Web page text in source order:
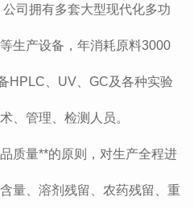
司拥有多套大型现代化多功
生产设备，年消耗原料3000
HPLC、UV、GC及各种实验
、管理、检测人员。
量**的原则，对生产全程进
量、溶剂残留、农药残留、重